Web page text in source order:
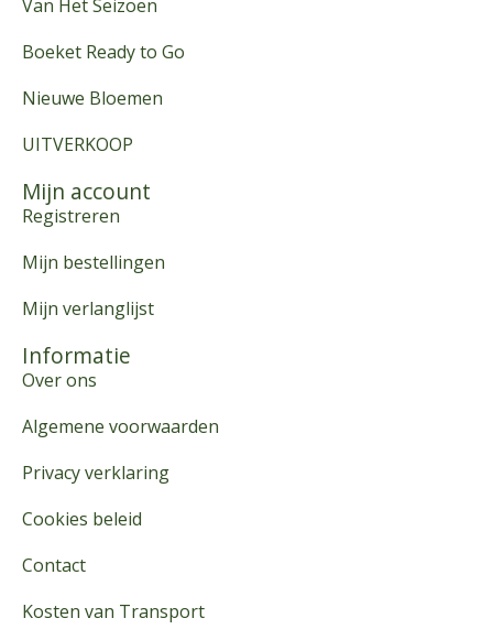
Van Het Seizoen
Boeket Ready to Go
Nieuwe Bloemen
UITVERKOOP
Mijn account
Registreren
Mijn bestellingen
Mijn verlanglijst
Informatie
Over ons
Algemene voorwaarden
Privacy verklaring
Cookies beleid
Contact
Kosten van Transport